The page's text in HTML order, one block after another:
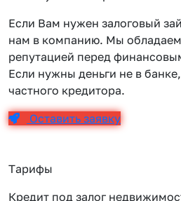
Если Вам нужен залоговый
нам в компанию. Мы
репутацией перед
Если нужны деньги не в
частного кредитора.
Оставить заявку
Тарифы
Кредит под залог